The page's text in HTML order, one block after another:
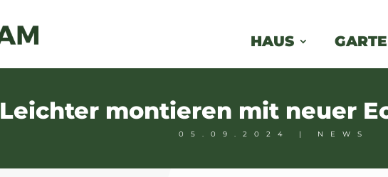
HAUS
Leichter montieren mit neuer
05.09.2024 | NEWS